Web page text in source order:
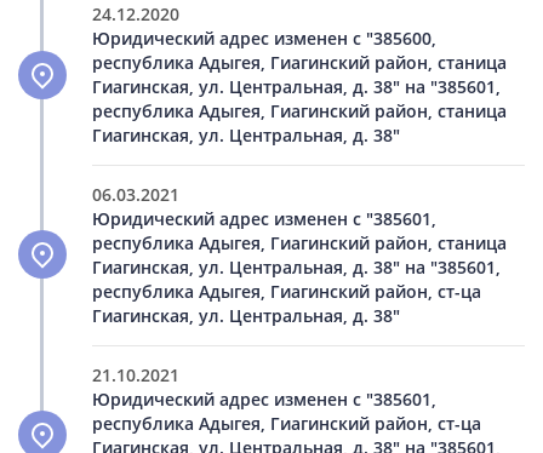
24.12.2020
Юридический адрес изменен с "385600,
республика Адыгея, Гиагинский район, станица
Гиагинская, ул. Центральная, д. 38" на "385601,
республика Адыгея, Гиагинский район, станица
Гиагинская, ул. Центральная, д. 38"
06.03.2021
Юридический адрес изменен с "385601,
республика Адыгея, Гиагинский район, станица
Гиагинская, ул. Центральная, д. 38" на "385601,
республика Адыгея, Гиагинский район, ст-ца
Гиагинская, ул. Центральная, д. 38"
21.10.2021
Юридический адрес изменен с "385601,
республика Адыгея, Гиагинский район, ст-ца
Гиагинская, ул. Центральная, д. 38" на "385601,